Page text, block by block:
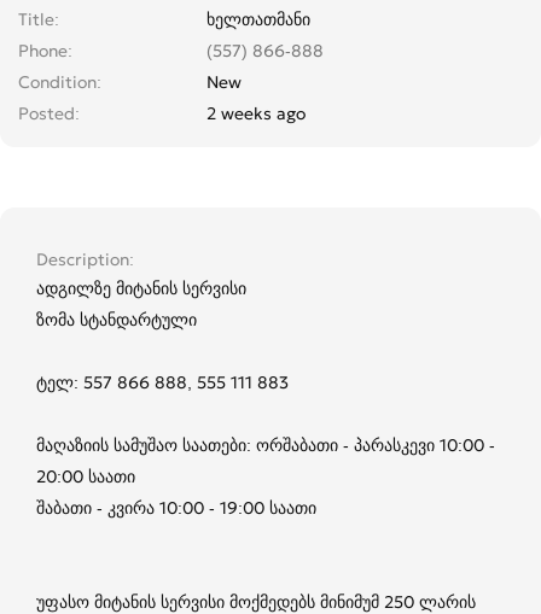
Title
ხელთათმანი
Phone
(557) 866-888
Condition
New
Posted
2 weeks ago
Description
ადგილზე მიტანის სერვისი
ზომა სტანდარტული
ტელ: 557 866 888, 555 111 883
მაღაზიის სამუშაო საათები: ორშაბათი - პარასკევი 10:00 -
20:00 საათი
შაბათი - კვირა 10:00 - 19:00 საათი
უფასო მიტანის სერვისი მოქმედებს მინიმუმ 250 ლარის